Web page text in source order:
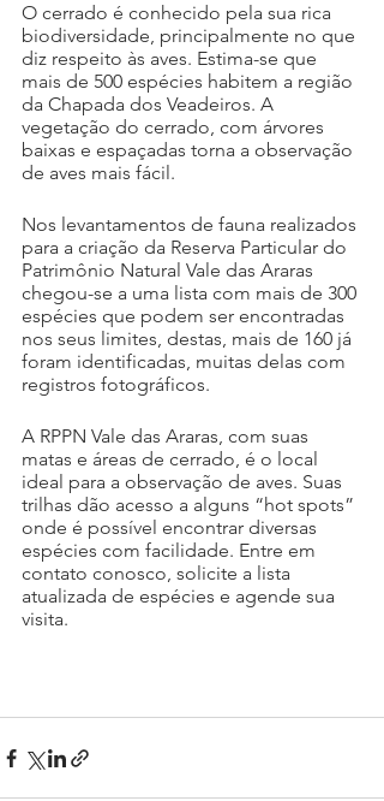
O cerrado é conhecido pela sua rica
biodiversidade, principalmente no que
diz respeito às aves. Estima-se que
mais de 500 espécies habitem a região
da Chapada dos Veadeiros. A
vegetação do cerrado, com árvores
baixas e espaçadas torna a observação
de aves mais fácil.
Nos levantamentos de fauna realizados
para a criação da Reserva Particular do
Patrimônio Natural Vale das Araras
chegou-se a uma lista com mais de 300
espécies que podem ser encontradas
nos seus limites, destas, mais de 160 já
foram identificadas, muitas delas com
registros fotográficos.
A RPPN Vale das Araras, com suas
matas e áreas de cerrado, é o local
ideal para a observação de aves. Suas
trilhas dão acesso a alguns “hot spots”
onde é possível encontrar diversas
espécies com facilidade. Entre em
contato conosco, solicite a lista
atualizada de espécies e agende sua
visita.